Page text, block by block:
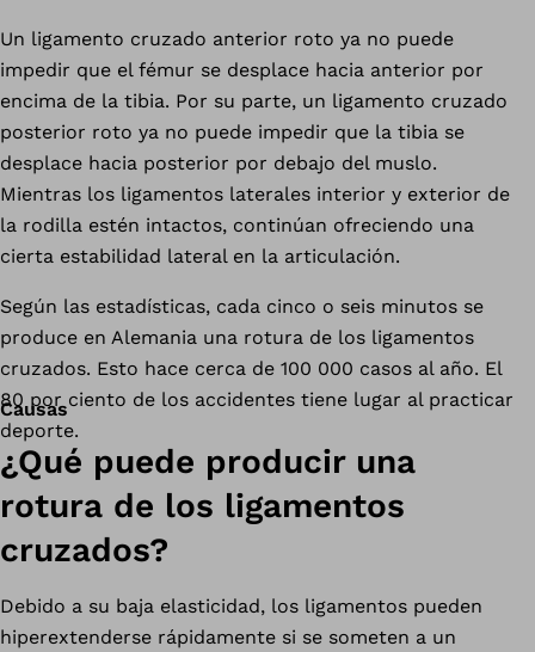
Un ligamento cruzado anterior roto ya no puede
impedir que el fémur se desplace hacia anterior por
encima de la tibia. Por su parte, un ligamento cruzado
posterior roto ya no puede impedir que la tibia se
desplace hacia posterior por debajo del muslo.
Mientras los ligamentos laterales interior y exterior de
la rodilla estén intactos, continúan ofreciendo una
cierta estabilidad lateral en la articulación.
Según las estadísticas, cada cinco o seis minutos se
produce en Alemania una rotura de los ligamentos
cruzados. Esto hace cerca de 100 000 casos al año. El
80 por ciento de los accidentes tiene lugar al practicar
deporte.
Causas
¿Qué puede producir una
rotura de los ligamentos
cruzados?
Debido a su baja elasticidad, los ligamentos pueden
hiperextenderse rápidamente si se someten a un